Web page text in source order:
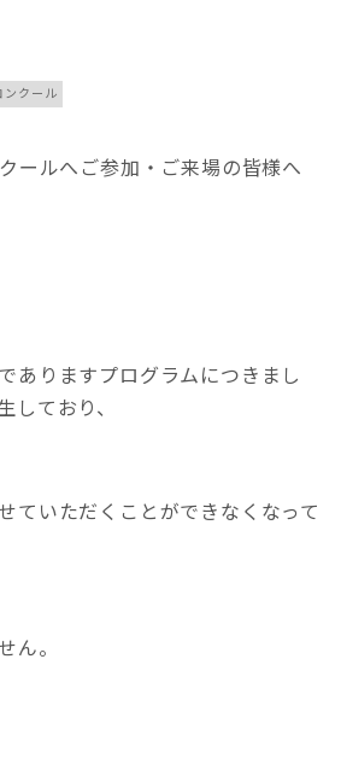
ンクール
ルへご参加・ご来場の皆様へ
ありますプログラムにつきまし
しており、
ていただくことができなくなって
ん。